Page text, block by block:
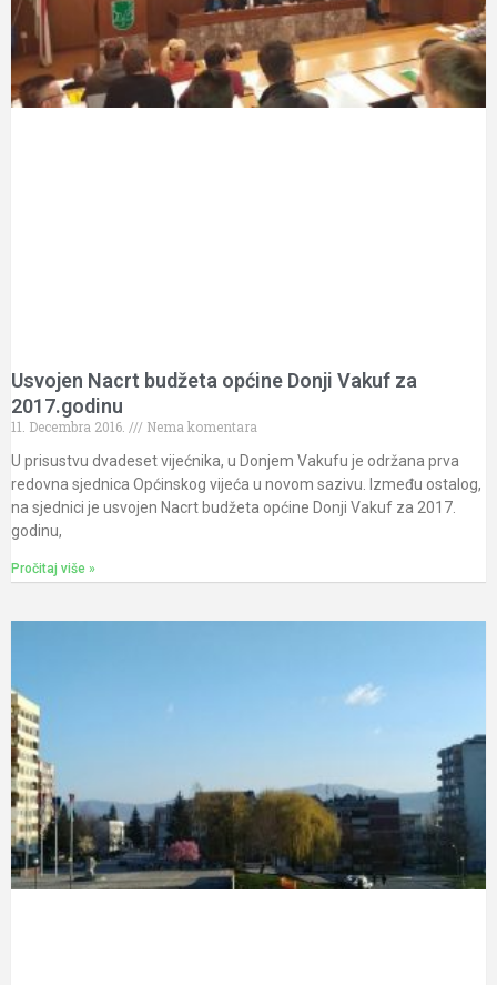
Usvojen Nacrt budžeta općine Donji Vakuf za
2017.godinu
11. Decembra 2016.
Nema komentara
U prisustvu dvadeset vijećnika, u Donjem Vakufu je održana prva
redovna sjednica Općinskog vijeća u novom sazivu. Između ostalog,
na sjednici je usvojen Nacrt budžeta općine Donji Vakuf za 2017.
godinu,
Pročitaj više »